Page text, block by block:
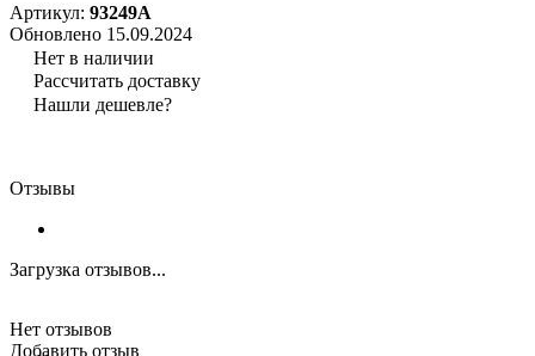
Артикул: 93249А
Обновлено 15.09.2024
Нет в наличии
Рассчитать доставку
Нашли дешевле?
Отзывы
Загрузка отзывов...
Нет отзывов
Добавить отзыв